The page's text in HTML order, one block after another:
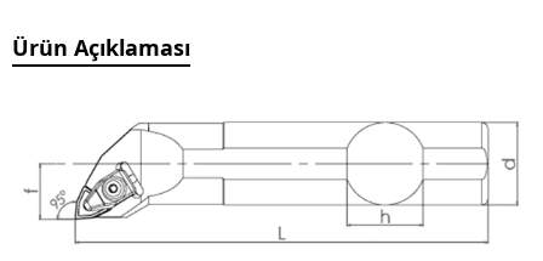
Ürün Açıklaması